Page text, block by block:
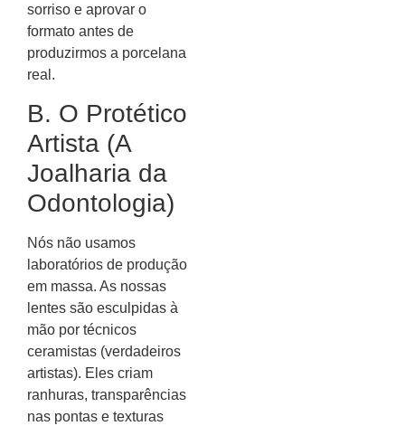
sorriso e aprovar o
formato antes de
produzirmos a porcelana
real.
B. O Protético
Artista (A
Joalharia da
Odontologia)
Nós não usamos
laboratórios de produção
em massa. As nossas
lentes são esculpidas à
mão por técnicos
ceramistas (verdadeiros
artistas). Eles criam
ranhuras, transparências
nas pontas e texturas